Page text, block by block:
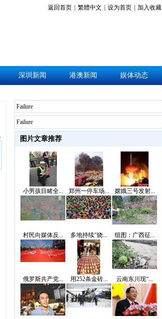
返回首页 繁體中文 设为首页 加入收藏
深圳新闻 港澳新闻 娱体动态
Failure
Failure
图片文章推荐
小男孩目睹全... 郑州一停车场... 嫦娥三号发射...
村民向媒体反... 多地持续“烧... 组图：广西征...
俄罗斯共产党... 用252条金砖... 云南东川现“...